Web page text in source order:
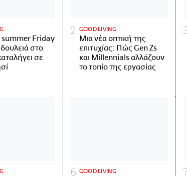
summer Friday
στο
σε
GOOD LIVING
Μια νέα οπτική της
επιτυχίας: Πώς Gen Zs
και Millennials αλλάζουν
το τοπίο της εργασίας
GOOD LIVING